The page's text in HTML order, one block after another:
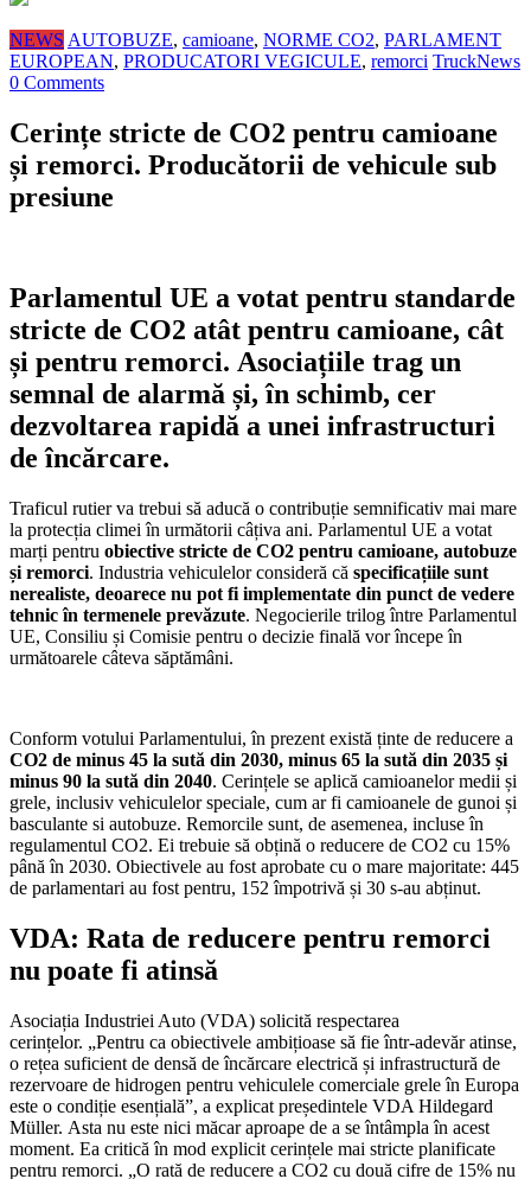
NEWS AUTOBUZE, camioane, NORME CO2, PARLAMENT
EUROPEAN, PRODUCATORI VEGICULE, remorci TruckNews
0 Comments
Cerințe stricte de CO2 pentru camioane
și remorci. Producătorii de vehicule sub
presiune
Parlamentul UE a votat pentru standarde
stricte de CO2 atât pentru camioane, cât
și pentru remorci. Asociațiile trag un
semnal de alarmă și, în schimb, cer
dezvoltarea rapidă a unei infrastructuri
de încărcare.
Traficul rutier va trebui să aducă o contribuție semnificativ mai mare
la protecția climei în următorii câțiva ani. Parlamentul UE a votat
marți pentru obiective stricte de CO2 pentru camioane, autobuze
și remorci. Industria vehiculelor consideră că specificațiile sunt
nerealiste, deoarece nu pot fi implementate din punct de vedere
tehnic în termenele prevăzute. Negocierile trilog între Parlamentul
UE, Consiliu și Comisie pentru o decizie finală vor începe în
următoarele câteva săptămâni.
Conform votului Parlamentului, în prezent există ținte de reducere a
CO2 de minus 45 la sută din 2030, minus 65 la sută din 2035 și
minus 90 la sută din 2040. Cerințele se aplică camioanelor medii și
grele, inclusiv vehiculelor speciale, cum ar fi camioanele de gunoi și
basculante si autobuze. Remorcile sunt, de asemenea, incluse în
regulamentul CO2. Ei trebuie să obțină o reducere de CO2 cu 15%
până în 2030. Obiectivele au fost aprobate cu o mare majoritate: 445
de parlamentari au fost pentru, 152 împotrivă și 30 s-au abținut.
VDA: Rata de reducere pentru remorci
nu poate fi atinsă
Asociația Industriei Auto (VDA) solicită respectarea
cerințelor. „Pentru ca obiectivele ambițioase să fie într-adevăr atinse,
o rețea suficient de densă de încărcare electrică și infrastructură de
rezervoare de hidrogen pentru vehiculele comerciale grele în Europa
este o condiție esențială”, a explicat președintele VDA Hildegard
Müller. Asta nu este nici măcar aproape de a se întâmpla în acest
moment. Ea critică în mod explicit cerințele mai stricte planificate
pentru remorci. „O rată de reducere a CO2 cu două cifre de 15% nu